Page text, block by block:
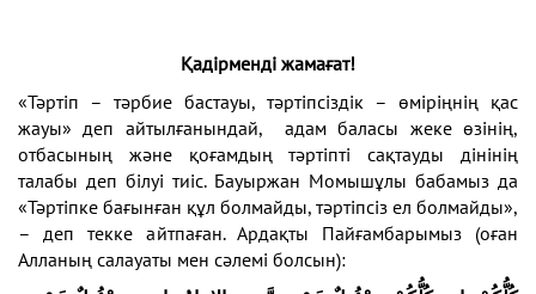
Қадірменді жамағат!
«Тәртіп – тәрбие бастауы, тәртіпсіздік – өміріңнің қас
жауы» деп айтылғанындай, адам баласы жеке өзінің,
отбасының және қоғамдың тәртіпті сақтауды дінінің
талабы деп білуі тиіс. Бауыржан Момышұлы бабамыз да
«Тәртіпке бағынған құл болмайды, тәртіпсіз ел болмайды»,
– деп текке айтпаған. Ардақты Пайғамбарымыз (оған
Алланың салауаты мен сәлемі болсын):